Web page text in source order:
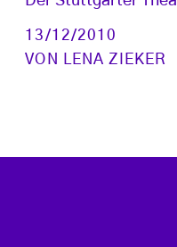
13/12/2010
VON
LENA ZIEKER